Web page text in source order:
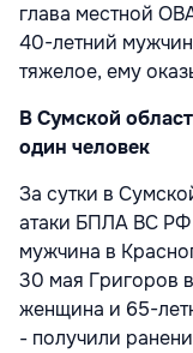
глава местной
40-летний
тяжелое, ему
В Сумской
один человек
За сутки в
атаки БПЛА ВС РФ
мужчина в
30 мая Григоров
женщина и 65-
- получили